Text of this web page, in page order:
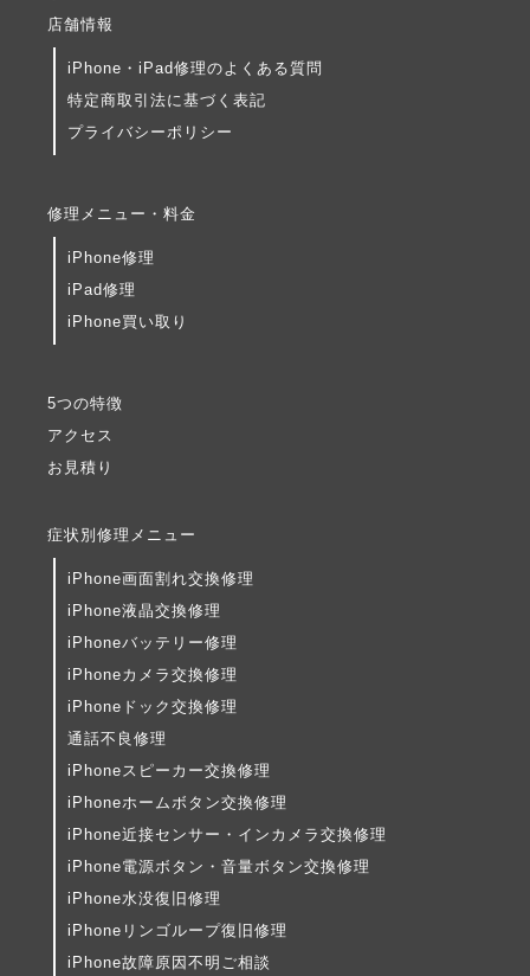
店舗情報
iPhone・iPad修理のよくある質問
特定商取引法に基づく表記
プライバシーポリシー
修理メニュー・料金
iPhone修理
iPad修理
iPhone買い取り
5つの特徴
アクセス
お見積り
症状別修理メニュー
iPhone画面割れ交換修理
iPhone液晶交換修理
iPhoneバッテリー修理
iPhoneカメラ交換修理
iPhoneドック交換修理
通話不良修理
iPhoneスピーカー交換修理
iPhoneホームボタン交換修理
iPhone近接センサー・インカメラ交換修理
iPhone電源ボタン・音量ボタン交換修理
iPhone水没復旧修理
iPhoneリンゴループ復旧修理
iPhone故障原因不明ご相談